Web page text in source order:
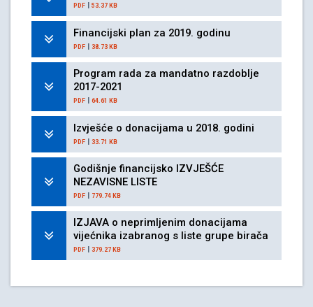
PDF | 53.37 KB
Financijski plan za 2019. godinu
PDF | 38.73 KB
Program rada za mandatno razdoblje
2017-2021
PDF | 64.61 KB
Izvješće o donacijama u 2018. godini
PDF | 33.71 KB
Godišnje financijsko IZVJEŠĆE
NEZAVISNE LISTE
PDF | 779.74 KB
IZJAVA o neprimljenim donacijama
vijećnika izabranog s liste grupe birača
PDF | 379.27 KB